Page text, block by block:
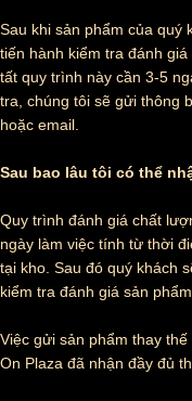
Sau khi sản phẩm của quý
tiến hành kiểm tra đánh
tất quy trình này cần 3-5
tra, chúng tôi sẽ gửi thông
hoặc email.
Sau bao lâu tôi có thể
Quy trình đánh giá chất
ngày làm việc tính từ thời
tại kho. Sau đó quý khách
kiểm tra đánh giá sản phẩm.
Việc gửi sản phẩm thay
On Plaza đã nhận đầy đủ